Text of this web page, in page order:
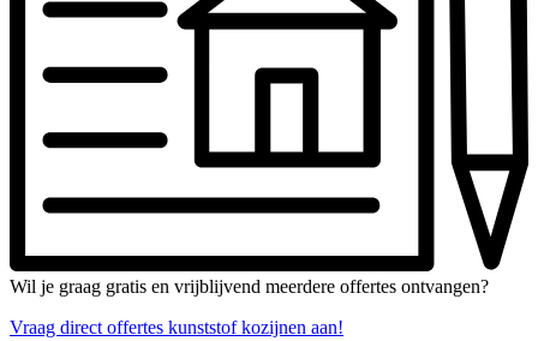
Wil je graag gratis en vrijblijvend meerdere offertes ontvangen?
Vraag direct offertes kunststof kozijnen aan!